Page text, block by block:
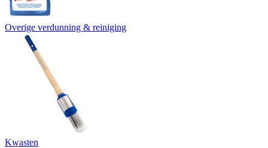
Overige verdunning & reiniging
Kwasten